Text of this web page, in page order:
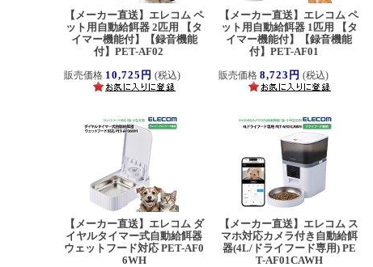
【メーカー直送】エレコム ペ
ット用自動給餌器 2匹用 【タ
イマー機能付】【録音機能
付】PET-AF02
販売価格 10,725円 (税込)
【メーカー直送】エレコム ペ
ット用自動給餌器 1匹用 【タ
イマー機能付】【録音機能
付】PET-AF01
販売価格 8,723円 (税込)
【メーカー直送】エレコム ダ
イヤルタイマー式自動給餌器
ウェットフード対応 PET-AF0
6WH
【メーカー直送】エレコム ス
マホ対応カメラ付き自動給餌
器(4L/ドライフード専用) PE
T-AF01CAWH